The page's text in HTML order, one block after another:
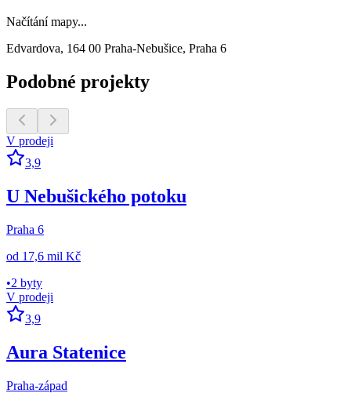
Načítání mapy...
Edvardova, 164 00 Praha-Nebušice, Praha 6
Podobné projekty
V prodeji
3,9
U Nebušického potoku
Praha 6
od 17,6 mil Kč
•2 byty
V prodeji
3,9
Aura Statenice
Praha-západ